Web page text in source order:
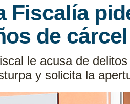
Fiscalía
de
le acusa de
y solicita la